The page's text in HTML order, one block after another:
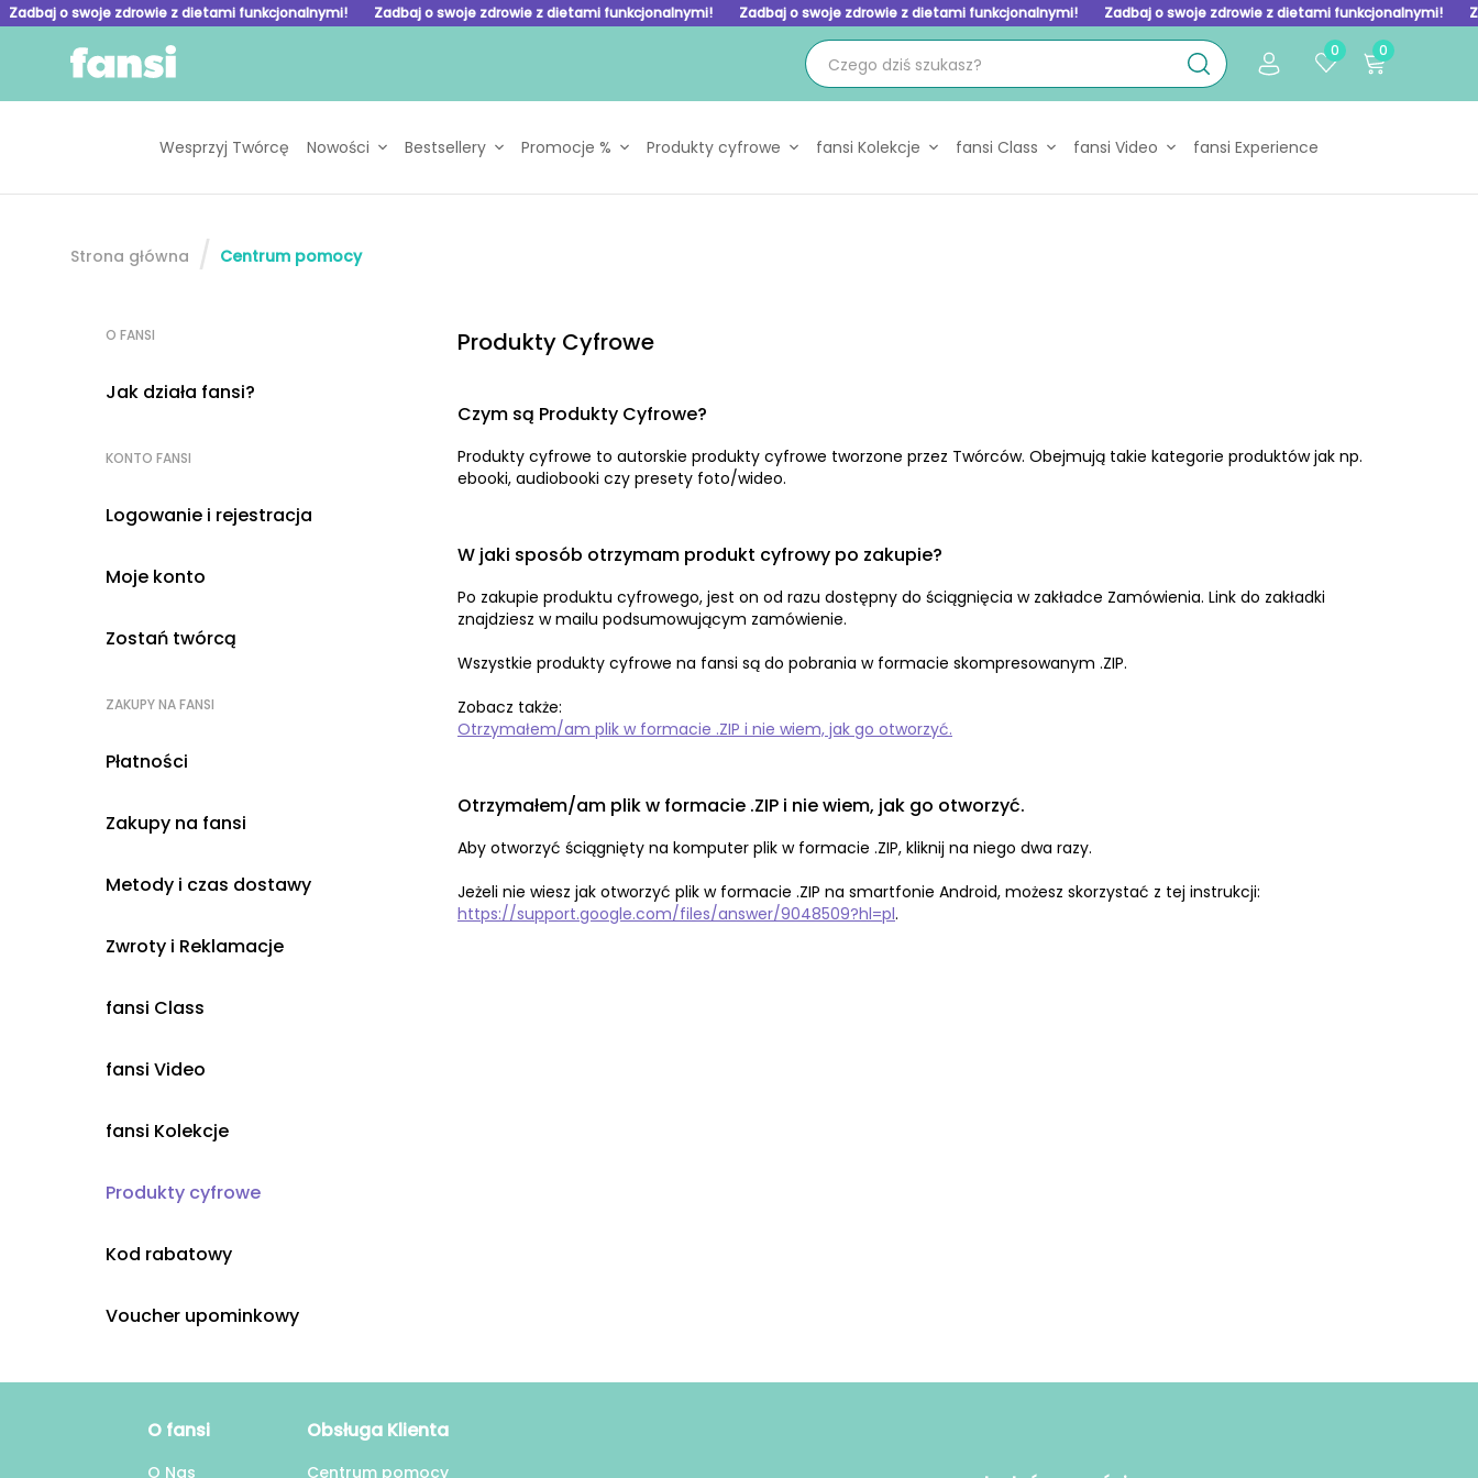
Zadbaj o swoje zdrowie z dietami funkcjonalnymi! Zadbaj o swoje zdrowie z dietami funkcjonalnymi! Zadbaj o swoje zdrowie z dietami funkcjonalnymi! Zadbaj o swoje zdrowie z dietami funkcjonalnymi!
0 0
Wesprzyj Twórcę Nowości Bestsellery Promocje % Produkty cyfrowe fansi Kolekcje fansi Class fansi Video fansi Experience
Strona główna Centrum pomocy
O FANSI
Jak działa fansi?
KONTO FANSI
Logowanie i rejestracja
Moje konto
Zostań twórcą
ZAKUPY NA FANSI
Płatności
Zakupy na fansi
Metody i czas dostawy
Zwroty i Reklamacje
fansi Class
fansi Video
fansi Kolekcje
Produkty cyfrowe
Kod rabatowy
Voucher upominkowy
Produkty Cyfrowe
Czym są Produkty Cyfrowe?
Produkty cyfrowe to autorskie produkty cyfrowe tworzone przez Twórców. Obejmują takie kategorie produktów jak np.
ebooki, audiobooki czy presety foto/wideo.
W jaki sposób otrzymam produkt cyfrowy po zakupie?
Po zakupie produktu cyfrowego, jest on od razu dostępny do ściągnięcia w zakładce Zamówienia. Link do zakładki
znajdziesz w mailu podsumowującym zamówienie.
Wszystkie produkty cyfrowe na fansi są do pobrania w formacie skompresowanym .ZIP.
Zobacz także:
Otrzymałem/am plik w formacie .ZIP i nie wiem, jak go otworzyć.
Otrzymałem/am plik w formacie .ZIP i nie wiem, jak go otworzyć.
Aby otworzyć ściągnięty na komputer plik w formacie .ZIP, kliknij na niego dwa razy.
Jeżeli nie wiesz jak otworzyć plik w formacie .ZIP na smartfonie Android, możesz skorzystać z tej instrukcji:
https://support.google.com/files/answer/9048509?hl=pl.
O fansi
O Nas
Obsługa Klienta
Centrum pomocy